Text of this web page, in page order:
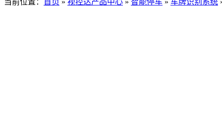
当前位置： 首页 » 视控达产品中心 » 智能停车 » 车牌识别系统